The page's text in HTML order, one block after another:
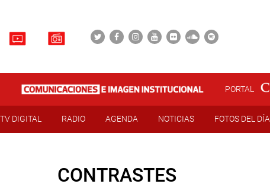
PORTAL
TV DIGITAL RADIO AGENDA NOTICIAS FOTOS DEL DÍA
CONTRASTES